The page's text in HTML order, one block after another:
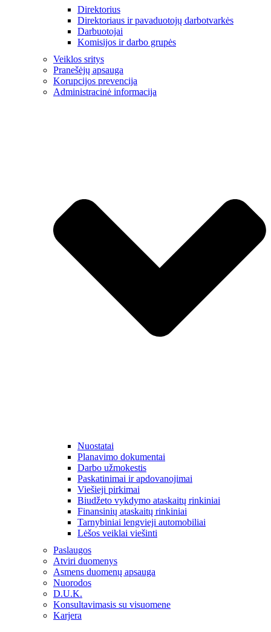
Direktorius
Direktoriaus ir pavaduotojų darbotvarkės
Darbuotojai
Komisijos ir darbo grupės
Veiklos sritys
Pranešėjų apsauga
Korupcijos prevencija
Administracinė informacija
Nuostatai
Planavimo dokumentai
Darbo užmokestis
Paskatinimai ir apdovanojimai
Viešieji pirkimai
Biudžeto vykdymo ataskaitų rinkiniai
Finansinių ataskaitų rinkiniai
Tarnybiniai lengvieji automobiliai
Lėšos veiklai viešinti
Paslaugos
Atviri duomenys
Asmens duomenų apsauga
Nuorodos
D.U.K.
Konsultavimasis su visuomene
Karjera